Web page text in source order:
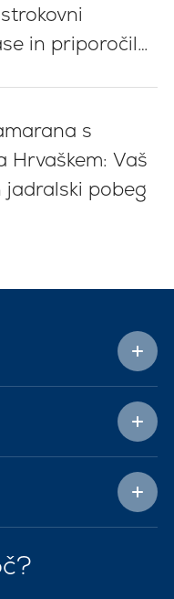
in priporočila
s
Hrvaškem: Vaš
jadralski pobeg